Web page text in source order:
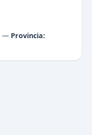
— Provincia: